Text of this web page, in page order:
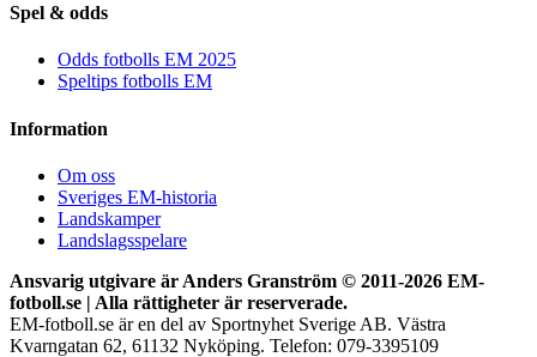
Spel & odds
Odds fotbolls EM 2025
Speltips fotbolls EM
Information
Om oss
Sveriges EM-historia
Landskamper
Landslagsspelare
Ansvarig utgivare är Anders Granström © 2011-2026 EM-
fotboll.se | Alla rättigheter är reserverade.
EM-fotboll.se är en del av Sportnyhet Sverige AB. Västra
Kvarngatan 62, 61132 Nyköping. Telefon: 079-3395109